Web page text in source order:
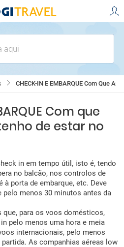
aqui
CHECK-IN E EMBARQUE Com Que Antecedência Tenho De Estar
Com que
de estar no
in em tempo útil, isto é, tendo
no balcão, nos controlos de
à porta de embarque, etc. Deve
pelo menos 30 minutos antes da
que, para os voos domésticos,
pelo menos uma hora e meia
internacionais, pelo menos
As companhias aéreas low